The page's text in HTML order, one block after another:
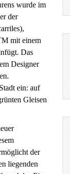
wurde im
der
mit einem
Das
Designer
ein: auf
Gleisen
der
liegenden